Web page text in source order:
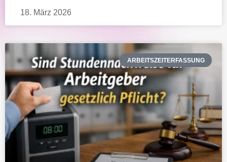
18. März 2026
ARBEITSZEITERFASSUNG